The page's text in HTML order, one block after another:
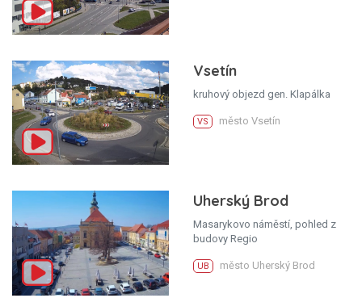
Vsetín
kruhový objezd gen. Klapálka
VS město Vsetín
Uherský Brod
Masarykovo náměstí, pohled z
budovy Regio
UB město Uherský Brod